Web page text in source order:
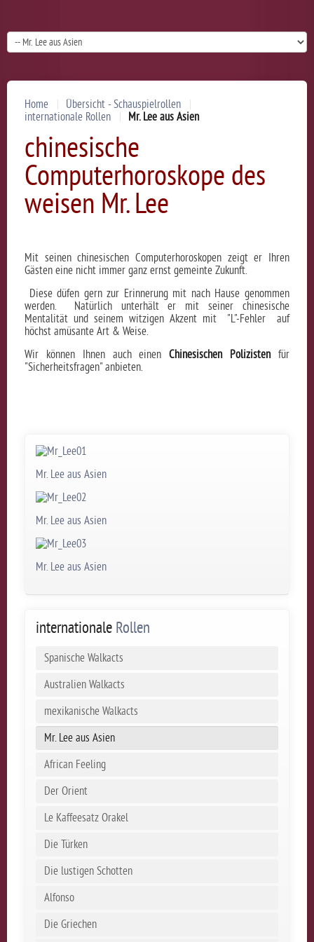
Home
Übersicht - Schauspielrollen
internationale Rollen
Mr. Lee aus Asien
chinesische
Computerhoroskope des
weisen Mr. Lee
Mit seinen chinesischen Computerhoroskopen zeigt er Ihren
Gästen eine nicht immer ganz ernst gemeinte Zukunft.
Diese düfen gern zur Erinnerung mit nach Hause genommen
werden. Natürlich unterhält er mit seiner chinesische
Mentalität und seinem witzigen Akzent mit "L"-Fehler auf
höchst amüsante Art & Weise.
Wir können Ihnen auch einenChinesischen Polizistenfür
"Sicherheitsfragen" anbieten.
Mr. Lee aus Asien
Mr. Lee aus Asien
Mr. Lee aus Asien
internationale Rollen
Spanische Walkacts
Australien Walkacts
mexikanische Walkacts
Mr. Lee aus Asien
African Feeling
Der Orient
Le Kaffeesatz Orakel
Die Türken
Die lustigen Schotten
Alfonso
Die Griechen